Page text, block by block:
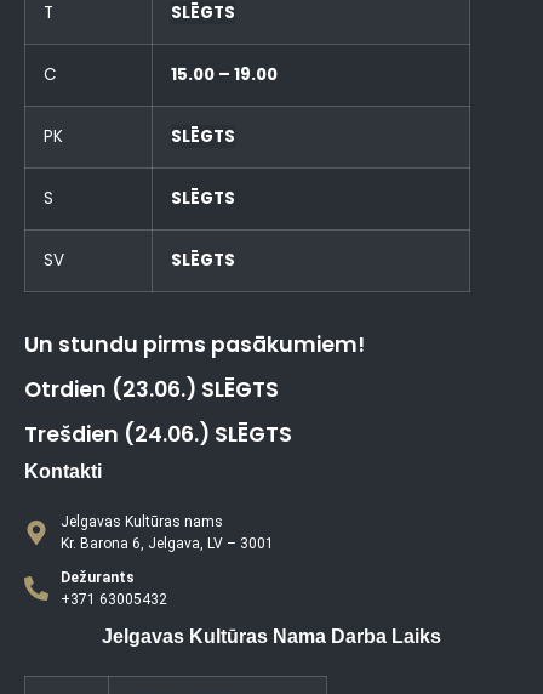
T SLĒGTS
C 15.00 – 19.00
PK SLĒGTS
S SLĒGTS
SV SLĒGTS
Un stundu pirms pasākumiem!
Otrdien (23.06.) SLĒGTS
Trešdien (24.06.) SLĒGTS
Kontakti
Jelgavas Kultūras nams
Kr. Barona 6, Jelgava, LV – 3001
Dežurants
+371 63005432
Jelgavas Kultūras Nama Darba Laiks